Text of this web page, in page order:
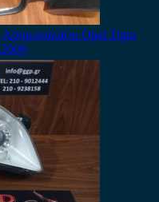
Ασημογαλάζιο Opel Tigra